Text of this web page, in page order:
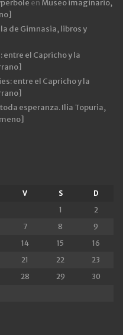
en Museo imaginario,
de Gimnasia, libros y
entre el Capricho y la
entre el Capricho y la
esperanza. Ilia Topuria,
V S
D
1
2
7 8
9
14 15
16
21 22
23
28 29
30